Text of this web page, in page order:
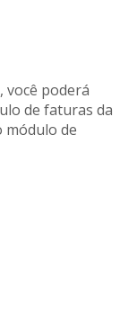
você poderá
de faturas da
módulo de